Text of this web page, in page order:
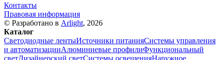
Контакты
Правовая информация
© Разработано в Arlight, 2026
Каталог
Светодиодные лентыИсточники питанияСистемы управления
и автоматизацииАлюминиевые профилиФункциональный
светДизайнерский светСистемы освещенияНаружное